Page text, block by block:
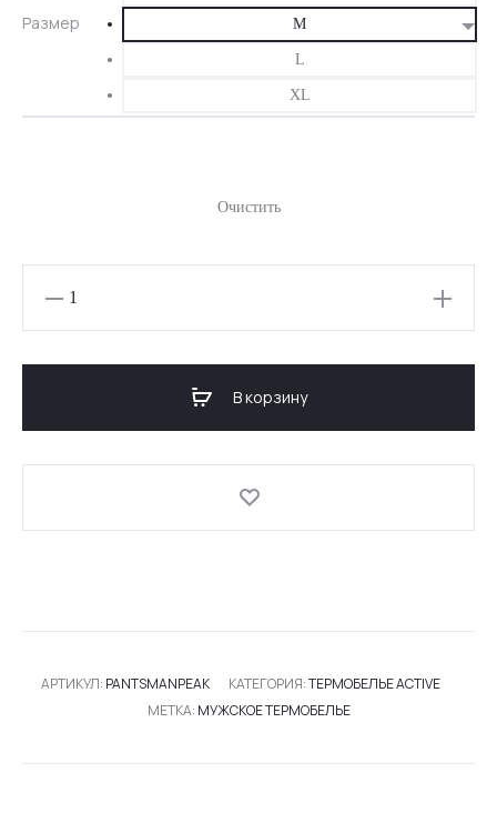
Размер M
L
XL
Очистить
Количество
В корзину
АРТИКУЛ: PANTSMANPEAK КАТЕГОРИЯ:ТЕРМОБЕЛЬЕ ACTIVE
МЕТКА: МУЖСКОЕ ТЕРМОБЕЛЬЕ